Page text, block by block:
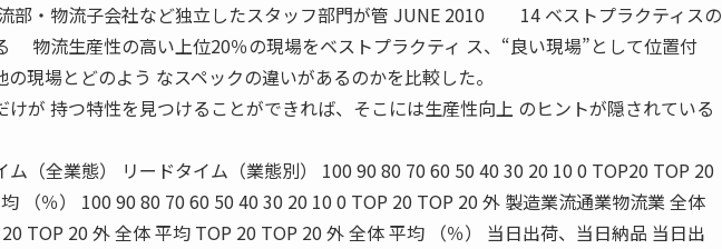
流部・物流子会社など独立したスタッフ部門が管 JUNE 2010 14 ベストプラクティスの
物流生産性の高い上位20％の現場をベストプラクティ ス、“良い現場”として位置付
の現場とどのよう なスペックの違いがあるのかを比較した。
けが 持つ特性を見つけることができれば、そこには生産性向上 のヒントが隠されている
ム（全業態） リードタイム（業態別） 100 90 80 70 60 50 40 30 20 10 0 TOP20 TOP 20
（％） 100 90 80 70 60 50 40 30 20 10 0 TOP 20 TOP 20 外 製造業流通業物流業 全体
TOP 20 外 全体 平均 TOP 20 TOP 20 外 全体 平均 （％） 当日出荷、当日納品 当日出